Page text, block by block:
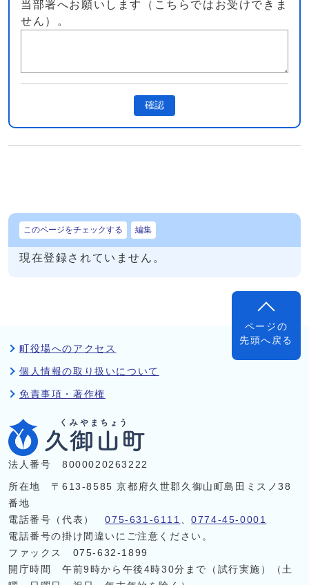
当部署へお願いします（こちらではお受けできま
せん）。
確認
このページをチェックする 編集
現在登録されていません。
ページの
先頭へ戻る
町役場へのアクセス
個人情報の取り扱いについて
免責事項・著作権
法人番号 8000020263222
所在地 〒613-8585 京都府久世郡久御山町島田ミスノ38
番地
電話番号（代表）075-631-6111 、0774-45-0001
電話番号の掛け間違いにご注意ください。
ファックス 075-632-1899
開庁時間 午前9時から午後4時30分まで（試行実施）（土